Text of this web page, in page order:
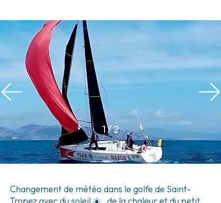
1/2
Changement de météo dans le golfe de Saint-